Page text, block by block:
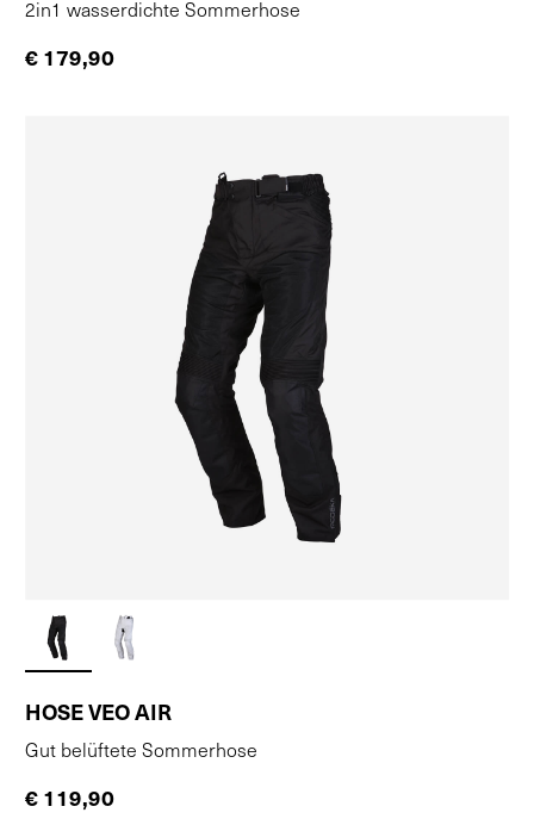
2in1 wasserdichte Sommerhose
€ 179,90
HOSE VEO AIR
Gut belüftete Sommerhose
€ 119,90